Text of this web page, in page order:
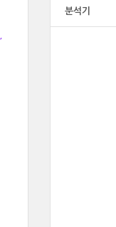
분석기